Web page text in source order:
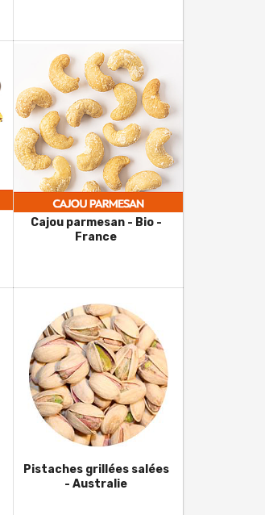
Cajou parmesan - Bio -
France
Pistaches grillées salées
- Australie